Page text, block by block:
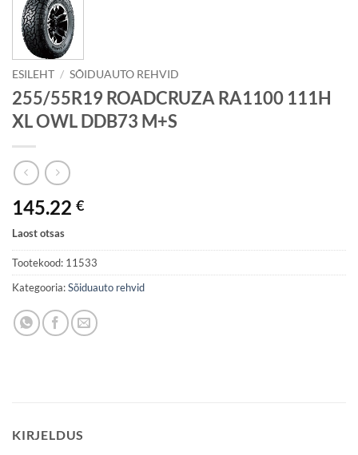
ESILEHT / SÕIDUAUTO REHVID
255/55R19 ROADCRUZA RA1100 111H
XL OWL DDB73 M+S
145.22 €
Laost otsas
Tootekood: 11533
Kategooria:Sõiduauto rehvid
KIRJELDUS